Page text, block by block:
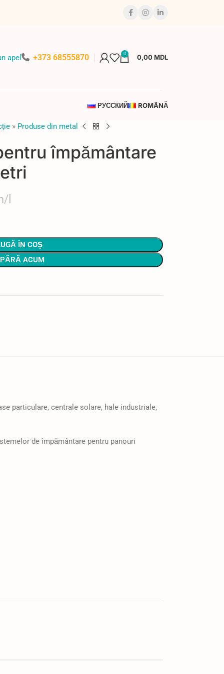
apel +373 68555870 0 0,00MDL
РУССКИЙ ROMÂNĂ
» Produse din metal
împământare
l
ÎN COȘ
ACUM
particulare, centrale solare, hale industriale,
de împământare pentru panouri